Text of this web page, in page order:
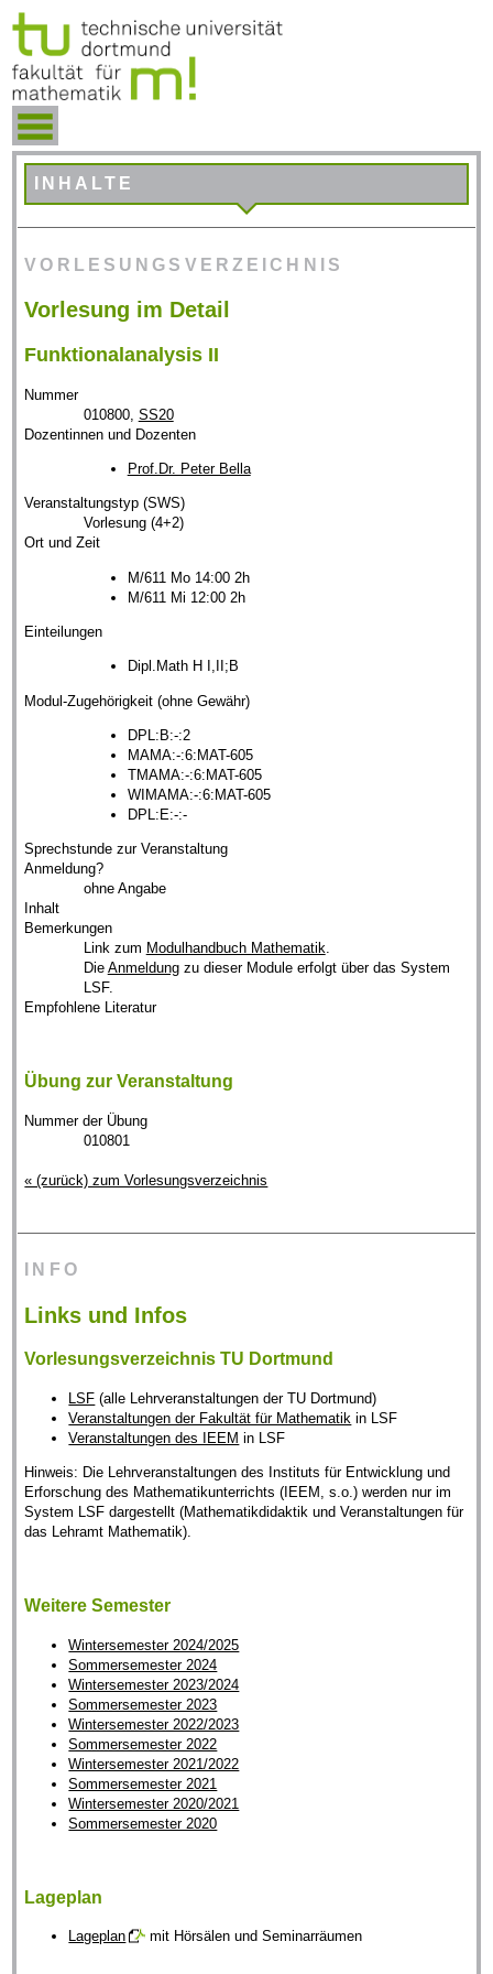
INHALTE
VORLESUNGSVERZEICHNIS
Vorlesung im Detail
Funktionalanalysis II
Nummer
010800, SS20
Dozentinnen und Dozenten
Prof.Dr. Peter Bella
Veranstaltungstyp (SWS)
Vorlesung (4+2)
Ort und Zeit
M/611 Mo 14:00 2h
M/611 Mi 12:00 2h
Einteilungen
Dipl.Math H I,II;B
Modul-Zugehörigkeit (ohne Gewähr)
DPL:B:-:2
MAMA:-:6:MAT-605
TMAMA:-:6:MAT-605
WIMAMA:-:6:MAT-605
DPL:E:-:-
Sprechstunde zur Veranstaltung
Anmeldung?
ohne Angabe
Inhalt
Bemerkungen
Link zum Modulhandbuch Mathematik.
Die Anmeldungzu dieser Module erfolgt über das System
LSF.
Empfohlene Literatur
Übung zur Veranstaltung
Nummer der Übung
010801
« (zurück) zum Vorlesungsverzeichnis
INFO
Links und Infos
Vorlesungsverzeichnis TU Dortmund
LSF (alle Lehrveranstaltungen der TU Dortmund)
Veranstaltungen der Fakultät für Mathematik in LSF
Veranstaltungen des IEEM in LSF
Hinweis: Die Lehrveranstaltungen des Instituts für Entwicklung und
Erforschung des Mathematikunterrichts (IEEM, s.o.) werden nur im
System LSF dargestellt (Mathematikdidaktik und Veranstaltungen für
das Lehramt Mathematik).
Weitere Semester
Wintersemester 2024/2025
Sommersemester 2024
Wintersemester 2023/2024
Sommersemester 2023
Wintersemester 2022/2023
Sommersemester 2022
Wintersemester 2021/2022
Sommersemester 2021
Wintersemester 2020/2021
Sommersemester 2020
Lageplan
Lageplan mit Hörsälen und Seminarräumen